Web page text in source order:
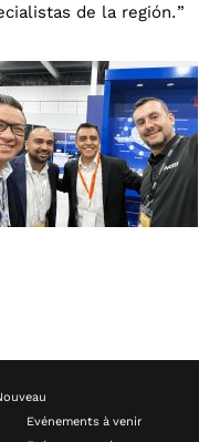
de la región.”
Evénements à venir